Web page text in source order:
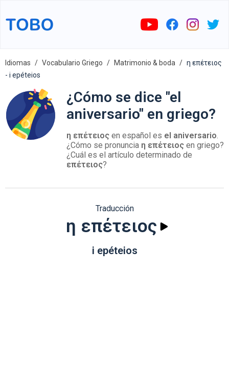
Idiomas Vocabulario Griego Matrimonio & boda
η επέτειος
- i epéteios
¿Cómo se dice "el
aniversario" en griego?
η επέτειος en español es el aniversario.
¿Cómo se pronuncia η επέτειος en griego?
¿Cuál es el artículo determinado de
επέτειος?
Traducción
η επέτειος
i epéteios